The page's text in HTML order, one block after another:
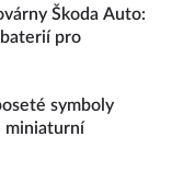
Škoda Auto:
pro
symboly
miniaturní